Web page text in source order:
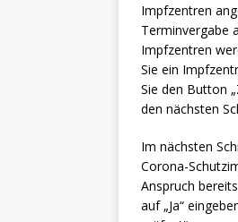
Impfzentren
Terminvergabe
Impfzentren
Sie ein
Sie den Button
den nächsten
Im nächsten
Corona-
Anspruch
auf „Ja“